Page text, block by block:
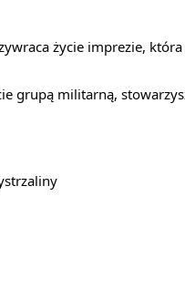
życie imprezie,
grupą militarną,